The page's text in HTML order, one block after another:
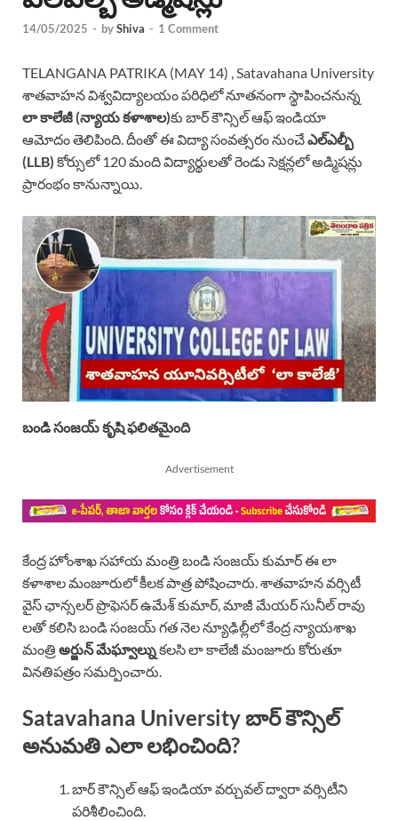
14/05/2025 - byShiva - 1 Comment
TELANGANA PATRIKA (MAY 14) , Satavahana University
శాతవాహన విశ్వవిద్యాలయం పరిధిలో నూతనంగా స్థాపించనున్న
లా కాలేజీ (న్యాయ కళాశాల)కు బార్ కౌన్సిల్ ఆఫ్ ఇండియా
ఆమోదం తెలిపింది. దీంతో ఈ విద్యా సంవత్సరం నుంచేఎల్ఎల్బీ
(LLB) కోర్సులో 120 మంది విద్యార్థులతో రెండు సెక్షన్లలో అడ్మిషన్లు
ప్రారంభం కానున్నాయి.
బండి సంజయ్ కృషి ఫలితమైంది
Advertisement
కేంద్ర హోంశాఖ సహాయ మంత్రి బండి సంజయ్ కుమార్ ఈ లా
కళాశాల మంజూరులో కీలక పాత్ర పోషించారు. శాతవాహన వర్సిటీ
వైస్ ఛాన్సలర్ ప్రొఫెసర్ ఉమేశ్ కుమార్, మాజీ మేయర్ సునీల్ రావు
లతో కలిసి బండి సంజయ్ గత నెల న్యూఢిల్లీలో కేంద్ర న్యాయశాఖ
మంత్రి అర్జున్ మేఘ్వాల్నుకలసి లా కాలేజీ మంజూరు కోరుతూ
వినతిపత్రం సమర్పించారు.
Satavahana University బార్ కౌన్సిల్
అనుమతి ఎలా లభించింది?
బార్ కౌన్సిల్ ఆఫ్ ఇండియా వర్చువల్ ద్వారా వర్సిటీని
పరిశీలించింది.